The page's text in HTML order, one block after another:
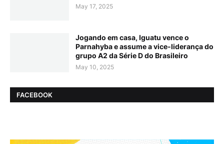
May 17, 2025
Jogando em casa, Iguatu vence o
Parnahyba e assume a vice-liderança do
grupo A2 da Série D do Brasileiro
May 10, 2025
FACEBOOK